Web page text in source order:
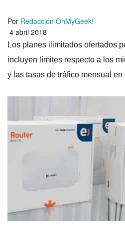
Por Redacción OhMyGeek!
4 abril 2018
Los planes ilimitados ofertados
incluyen lí­mites respecto a los
y las tasas de tráfico mensual en